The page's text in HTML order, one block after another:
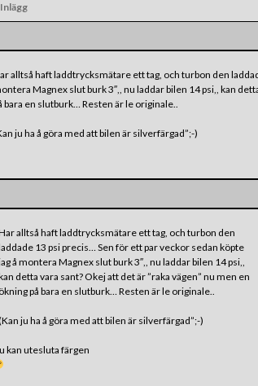
Inlägg
alltså haft laddtrycksmätare ett tag, och turbon den
Magnex slut burk 3″,, nu laddar bilen 14 psi,, kan
bara en slutburk… Resten är le originale..
ju ha å göra med att bilen är silverfärgad”;-)
alltså haft laddtrycksmätare ett tag, och turbon den
13 psi precis… Sen för ett par veckor sedan köpte
å montera Magnex slut burk 3″,, nu laddar bilen 14 psi,,
detta vara sant? Okej att det är ”raka vägen” nu men en
på bara en slutburk… Resten är le originale..
ju ha å göra med att bilen är silverfärgad”;-)
kan utesluta färgen